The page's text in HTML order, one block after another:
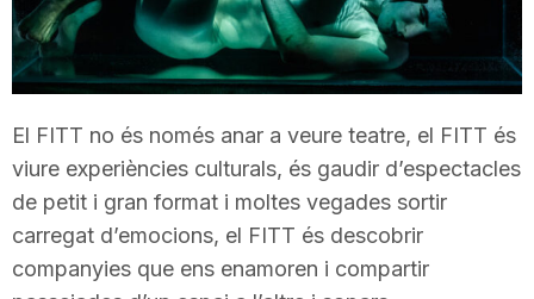
T
r
El FITT no és només anar a veure teatre, el FITT és
viure experiències culturals, és gaudir d’espectacles
de petit i gran format i moltes vegades sortir
carregat d’emocions, el FITT és descobrir
companyies que ens enamoren i compartir